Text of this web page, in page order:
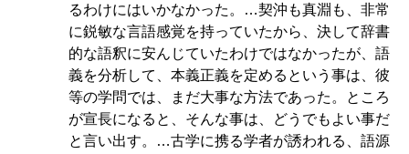
るわけにはいかなかった。…契沖も真淵も、非常
に鋭敏な言語感覚を持っていたから、決して辞書
的な語釈に安んじていたわけではなかったが、語
義を分析して、本義正義を定めるという事は、彼
等の学問では、まだ大事な方法であった。ところ
が宣長になると、そんな事は、どうでもよい事だ
と言い出す。…古学に携る学者が誘われる、語源